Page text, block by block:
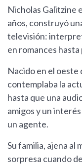
Nicholas Galitzine
años, construyó
televisión:
en romances
Nacido en el oeste
contemplaba la
hasta que una
amigos y un
un agente.
Su familia, ajena al
sorpresa cuando